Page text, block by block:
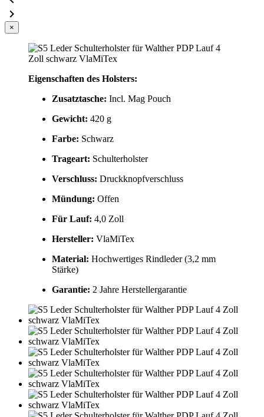

×
Eigenschaften des Holsters:
Zusatztasche: Incl. Mag Pouch
Gewicht: 420 g
Farbe: Schwarz
Trageart: Schulterholster
Verschluss: Druckknopfverschluss
Mündung: Offen
Für Lauf: 4,0 Zoll
Hersteller: VlaMiTex
Material: Hochwertiges Rindleder (3,2 mm
Stärke)
Garantie: 2 Jahre Herstellergarantie